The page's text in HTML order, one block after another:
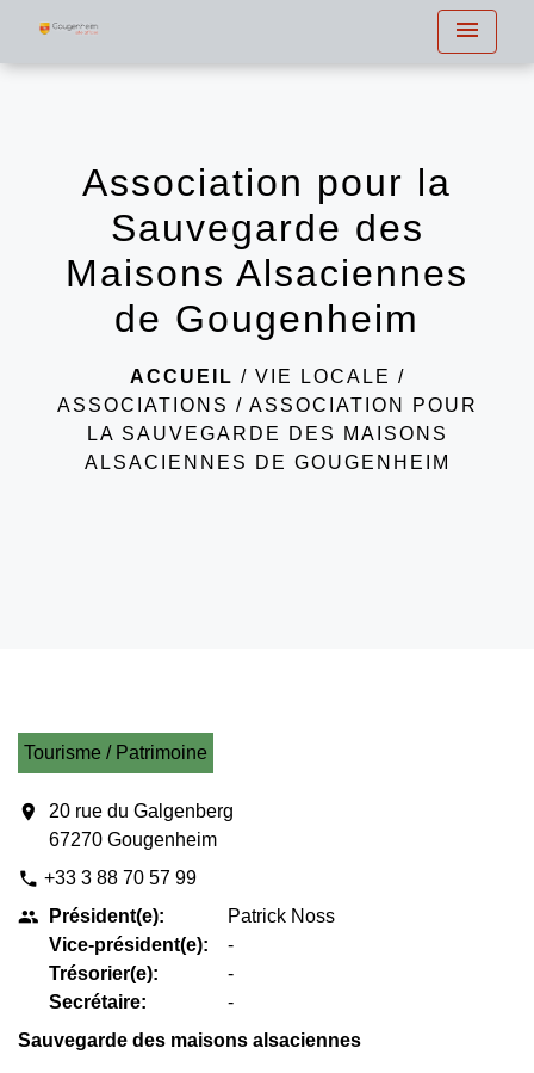
menu
Association pour la
Sauvegarde des
Maisons Alsaciennes
de Gougenheim
ACCUEIL / VIE LOCALE /
ASSOCIATIONS / ASSOCIATION POUR
LA SAUVEGARDE DES MAISONS
ALSACIENNES DE GOUGENHEIM
Tourisme / Patrimoine
location_on
20 rue du Galgenberg
67270 Gougenheim
phone +33 3 88 70 57 99
people
Président(e):
Vice-président(e):
Trésorier(e):
Secrétaire:
Patrick Noss
-
-
-
Sauvegarde des maisons alsaciennes